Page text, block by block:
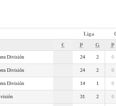
Liga
€ P G P
División 24 2 0
División 24 2 0
División 14 1 0
31 2 0